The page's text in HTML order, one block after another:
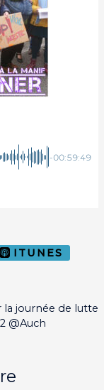
-00:59:49
ITUNES
journée de lutte
@Auch